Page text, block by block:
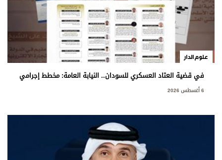
علوم الدار
في قضية العتاد العسكري للسودان.. النيابة العامة: مخطط إجرامي
استهدف المساس بسيادة الدولة6 أغسطس 2026